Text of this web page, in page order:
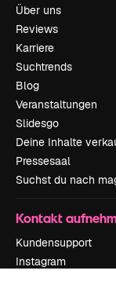
Über uns
Reviews
Karriere
Suchtrends
Blog
Veranstaltungen
Slidesgo
Deine Inhalte
Pressesaal
Suchst du nach
Kontakt
Kundensupport
Instagram